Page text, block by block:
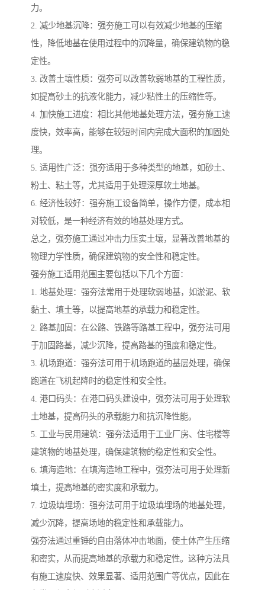
力。
2. 减少地基沉降：强夯施工可以有效减少地基的压缩
性，降低地基在使用过程中的沉降量，确保建筑物的稳
定性。
3. 改善土壤性质：强夯可以改善软弱地基的工程性质，
如提高砂土的抗液化能力，减少粘性土的压缩性等。
4. 加快施工进度：相比其他地基处理方法，强夯施工速
度快，效率高，能够在较短时间内完成大面积的加固处
理。
5. 适用性广泛：强夯适用于多种类型的地基，如砂土、
粉土、粘土等，尤其适用于处理深厚软土地基。
6. 经济性较好：强夯施工设备简单，操作方便，成本相
对较低，是一种经济有效的地基处理方式。
总之，强夯施工通过冲击力压实土壤，显著改善地基的
物理力学性质，确保建筑物的安全性和稳定性。
强夯施工适用范围主要包括以下几个方面：
1. 地基处理：强夯法常用于处理软弱地基，如淤泥、软
黏土、填土等，以提高地基的承载力和稳定性。
2. 路基加固：在公路、铁路等路基工程中，强夯法可用
于加固路基，减少沉降，提高路基的强度和稳定性。
3. 机场跑道：强夯法可用于机场跑道的基层处理，确保
跑道在飞机起降时的稳定性和安全性。
4. 港口码头：在港口码头建设中，强夯法可用于处理软
土地基，提高码头的承载能力和抗沉降性能。
5. 工业与民用建筑：强夯法适用于工业厂房、住宅楼等
建筑物的地基处理，确保建筑物的稳定性和安全性。
6. 填海造地：在填海造地工程中，强夯法可用于处理新
填土，提高地基的密实度和承载力。
7. 垃圾填埋场：强夯法可用于垃圾填埋场的地基处理，
减少沉降，提高场地的稳定性和承载能力。
强夯法通过重锤的自由落体冲击地面，使土体产生压缩
和密实，从而提高地基的承载力和稳定性。这种方法具
有施工速度快、效果显著、适用范围广等优点，因此在